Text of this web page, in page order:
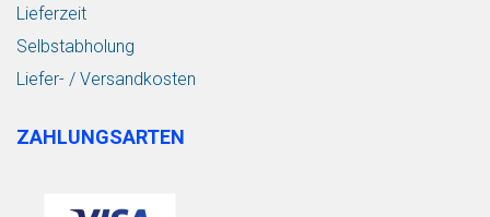
Lieferzeit
Selbstabholung
Liefer- / Versandkosten
ZAHLUNGSARTEN